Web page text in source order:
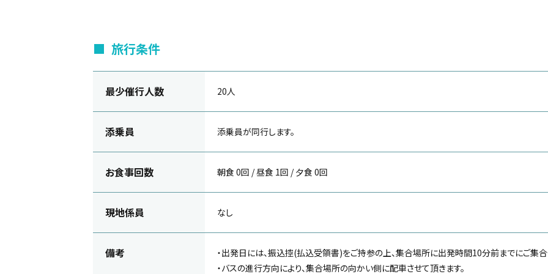
旅行条件
最少催行人数 20人
添乗員 添乗員が同行します。
お食事回数 朝食 0回 / 昼食 1回 / 夕食 0回
現地係員 なし
備考
・出発日には、振込控(払込受領書)をご持参の上、集合場所に出発時間10分前までにご集合
・バスの進行方向により、集合場所の向かい側に配車させて頂きます。